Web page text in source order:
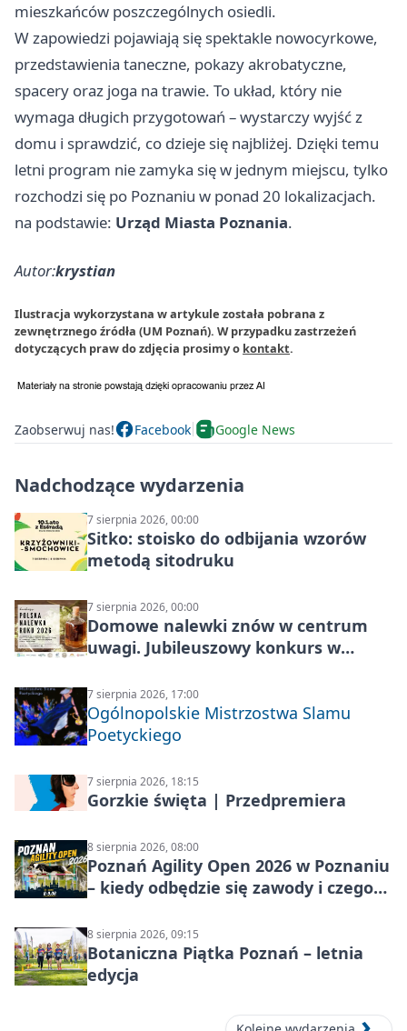
mieszkańców poszczególnych osiedli.
W zapowiedzi pojawiają się spektakle nowocyrkowe,
przedstawienia taneczne, pokazy akrobatyczne,
spacery oraz joga na trawie. To układ, który nie
wymaga długich przygotowań – wystarczy wyjść z
domu i sprawdzić, co dzieje się najbliżej. Dzięki temu
letni program nie zamyka się w jednym miejscu, tylko
rozchodzi się po Poznaniu w ponad 20 lokalizacjach.
na podstawie: Urząd Miasta Poznania.
Autor:krystian
Ilustracja wykorzystana w artykule została pobrana z
zewnętrznego źródła (UM Poznań). W przypadku zastrzeżeń
dotyczących praw do zdjęcia prosimy o kontakt.
Zaobserwuj nas! Facebook Google News
Nadchodzące wydarzenia
7 sierpnia 2026, 00:00
Sitko: stoisko do odbijania wzorów
metodą sitodruku
7 sierpnia 2026, 00:00
Domowe nalewki znów w centrum
uwagi. Jubileuszowy konkurs w
7 sierpnia 2026, 17:00
Ogólnopolskie Mistrzostwa Slamu
Poetyckiego
7 sierpnia 2026, 18:15
Gorzkie święta | Przedpremiera
8 sierpnia 2026, 08:00
Poznań Agility Open 2026 w Poznaniu
– kiedy odbędzie się zawody i czego
8 sierpnia 2026, 09:15
Botaniczna Piątka Poznań – letnia
edycja